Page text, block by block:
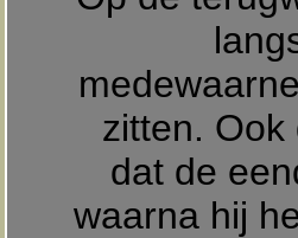
zitten.
dat de
waarna hij